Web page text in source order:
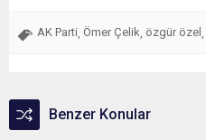
AK Parti, Ömer Çelik, özgür özel ,
Benzer Konular